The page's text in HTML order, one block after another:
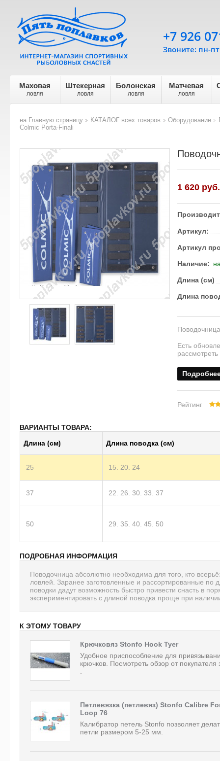
Маховая
ловля
Штекерная
ловля
Болонская
ловля
Матчевая
ловля
+7 926
Звоните: пн-
на Главную страницу
КАТАЛОГ всех товаров
Оборудование
Colmic Porta-Finali
1 620 руб.
Артикул:
Артикул
Наличие:
Длина (см)
Длина
Есть
Рейтинг
ВАРИАНТЫ ТОВАРА:
Длина (см)
Длина поводка (см)
25 15. 20. 24
37 22. 26. 30. 33. 37
50 29. 35. 40. 45. 50
ПОДРОБНАЯ ИНФОРМАЦИЯ
Поводочница абсолютно необходима для того, кто
ловлей. Заранее заготовленные и рассортированные по
поводки дадут возможность быстро привести снасть в
экспериментировать с длиной поводка проще при
К ЭТОМУ ТОВАРУ
Крючковяз Stonfo Hook Tyer
Удобное приспособление для
крючков. Посмотреть обзор от покупателя
Петлевязка (петлевяз) Stonfo Calibre
Loop 76
Калибратор петель Stonfo позволяет
петли размером 5-25 мм.